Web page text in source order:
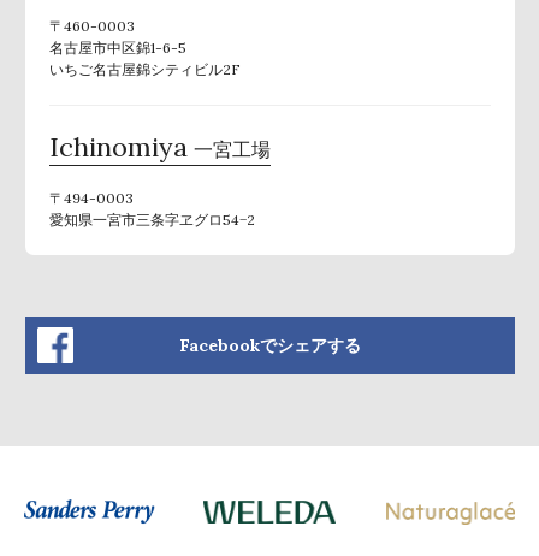
〒460-0003
名古屋市中区錦1-6-5
いちご名古屋錦シティビル2F
Ichinomiya 一宮工場
〒494-0003
愛知県一宮市三条字ヱグロ54−2
Facebookでシェアする